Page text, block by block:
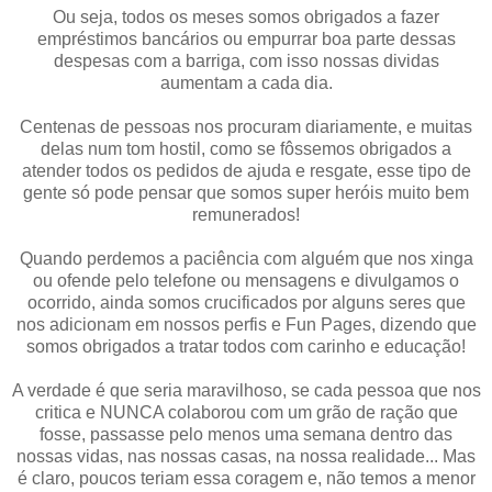
Ou seja, todos os meses somos obrigados a fazer
empréstimos bancários ou empurrar boa parte dessas
despesas com a barriga, com isso nossas dividas
aumentam a cada dia.
Centenas de pessoas nos procuram diariamente, e muitas
delas num tom hostil, como se fôssemos obrigados a
atender todos os pedidos de ajuda e resgate, esse tipo de
gente só pode pensar que somos super heróis muito bem
remunerados!
Quando perdemos a paciência com alguém que nos xinga
ou ofende pelo telefone ou mensagens e divulgamos o
ocorrido, ainda somos crucificados por alguns seres que
nos adicionam em nossos perfis e Fun Pages, dizendo que
somos obrigados a tratar todos com carinho e educação!
A verdade é que seria maravilhoso, se cada pessoa que nos
critica e NUNCA colaborou com um grão de ração que
fosse, passasse pelo menos uma semana dentro das
nossas vidas, nas nossas casas, na nossa realidade... Mas
é claro, poucos teriam essa coragem e, não temos a menor